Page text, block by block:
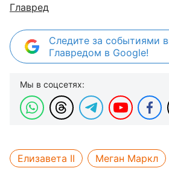
Главред
Следите за событиями
Главредом в Google!
Мы в соцсетях:
Елизавета II
Меган Маркл